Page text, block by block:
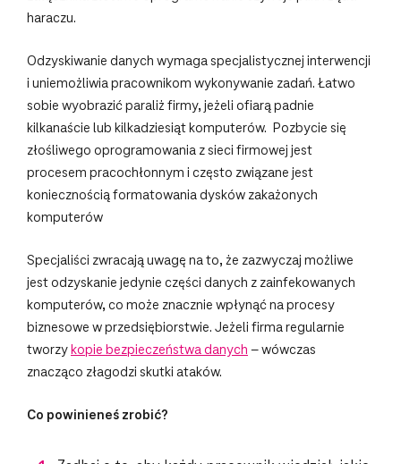
haraczu.
Odzyskiwanie danych wymaga specjalistycznej interwencji
i uniemożliwia pracownikom wykonywanie zadań. Łatwo
sobie wyobrazić paraliż firmy, jeżeli ofiarą padnie
kilkanaście lub kilkadziesiąt komputerów. Pozbycie się
złośliwego oprogramowania z sieci firmowej jest
procesem pracochłonnym i często związane jest
koniecznością formatowania dysków zakażonych
komputerów
Specjaliści zwracają uwagę na to, że zazwyczaj możliwe
jest odzyskanie jedynie części danych z zainfekowanych
komputerów, co może znacznie wpłynąć na procesy
biznesowe w przedsiębiorstwie. Jeżeli firma regularnie
tworzy kopie bezpieczeństwa danych – wówczas
znacząco złagodzi skutki ataków.
Co powinieneś zrobić?